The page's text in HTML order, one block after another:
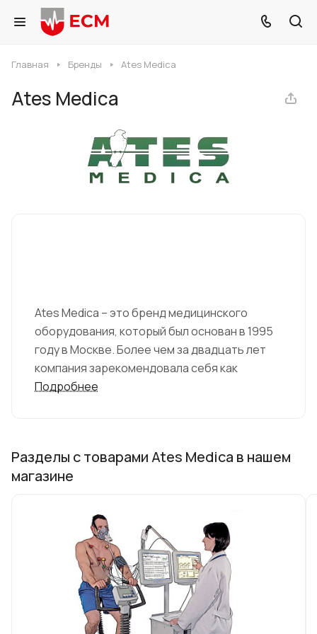
Главная Бренды Ates Medica
Ates Medica
Ates Medica – это бренд медицинского
оборудования, который был основан в 1995
году в Москве. Более чем за двадцать лет
компания зарекомендовала себя как
надежный поставщик высококачественного
Основными направлениями деятельности
Ates Medica являются проектирование,
функциональной диагностики, хирургии,
стерилизации, инфузионной терапии, а
также стационарной и амбулаторной
помощи. Вся продукция соответствует
требованиям качества и безопасности,
предъявляемым к медицинскому
оборудованию.
Подробнее
Разделы с товарами Ates Medica в нашем
магазине